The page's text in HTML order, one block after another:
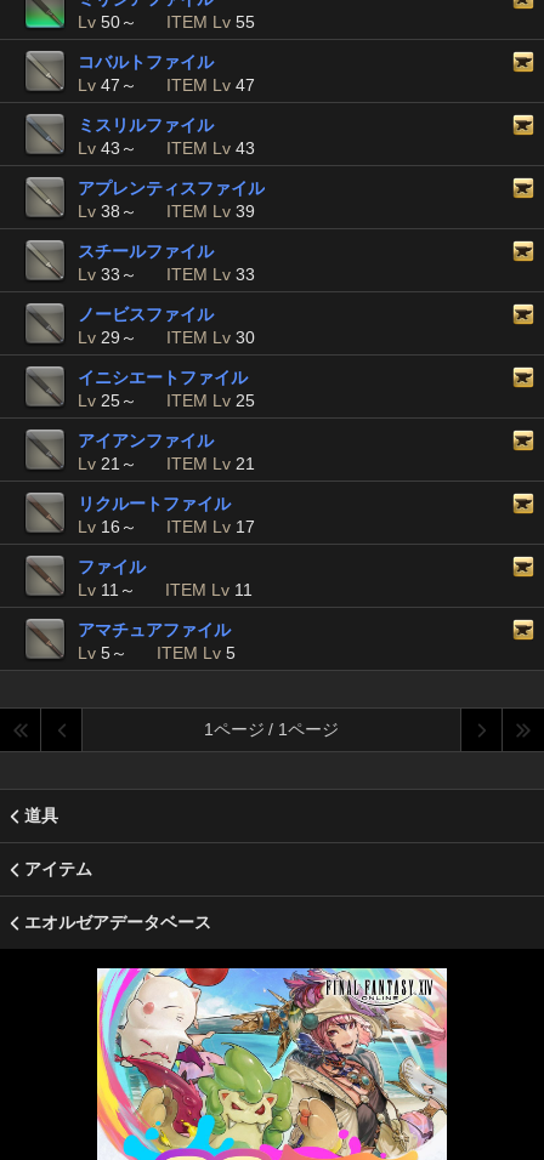
Lv 50～ ITEM Lv 55
コバルトファイル
Lv 47～ ITEM Lv 47
ミスリルファイル
Lv 43～ ITEM Lv 43
アプレンティスファイル
Lv 38～ ITEM Lv 39
スチールファイル
Lv 33～ ITEM Lv 33
ノービスファイル
Lv 29～ ITEM Lv 30
イニシエートファイル
Lv 25～ ITEM Lv 25
アイアンファイル
Lv 21～ ITEM Lv 21
リクルートファイル
Lv 16～ ITEM Lv 17
ファイル
Lv 11～ ITEM Lv 11
アマチュアファイル
Lv 5～ ITEM Lv 5
1ページ / 1ページ
道具
アイテム
エオルゼアデータベース